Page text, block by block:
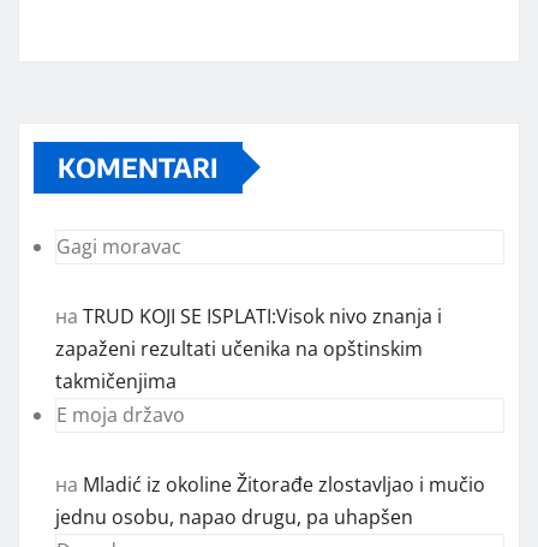
KOMENTARI
Gagi moravac
на TRUD KOJI SE ISPLATI:Visok nivo znanja i
zapaženi rezultati učenika na opštinskim
takmičenjima
E moja državo
на Mladić iz okoline Žitorađe zlostavljao i mučio
jednu osobu, napao drugu, pa uhapšen